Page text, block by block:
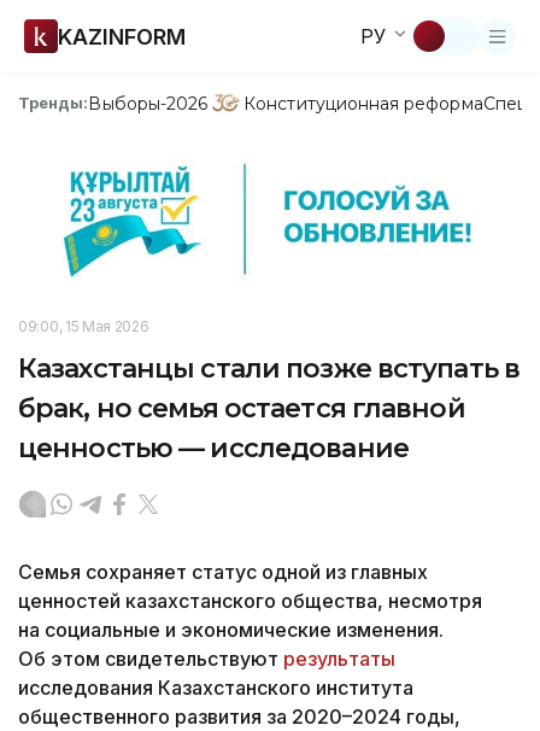
KAZINFORM РУ
Тренды:Выборы-2026 Конституционная реформа
09:00, 15 Мая 2026
Казахстанцы стали позже вступать в
брак, но семья остается главной
ценностью — исследование
Семья сохраняет статус одной из главных
ценностей казахстанского общества, несмотря
на социальные и экономические изменения.
Об этом свидетельствуют результаты
исследования Казахстанского института
общественного развития за 2020–2024 годы,